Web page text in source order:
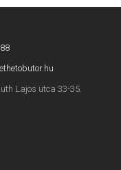
Lajos utca 33-35.